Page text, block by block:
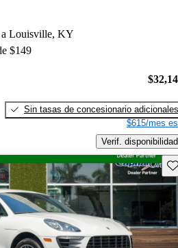
a Louisville, KY
$149
Sin tasas de concesionario adicionales
$615/mes
Verif. disponibilidad